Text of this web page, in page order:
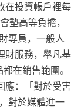
在投資帳戶裡每
墊高等負擔，
專員，一般人
財服務，舉凡基
在銷售範圍。
應：「對於受害
對於媒體進一